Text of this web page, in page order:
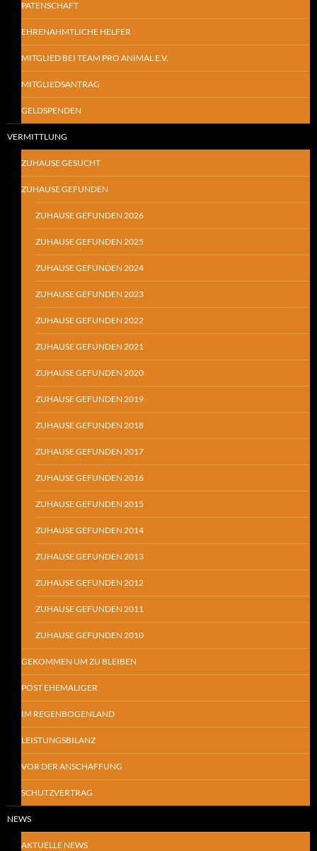
PATENSCHAFT
EHRENAHMTLICHE HELFER
MITGLIED BEI TEAM PRO ANIMAL E.V.
MITGLIEDSANTRAG
GELDSPENDEN
VERMITTLUNG
ZUHAUSE GESUCHT
ZUHAUSE GEFUNDEN
ZUHAUSE GEFUNDEN 2026
ZUHAUSE GEFUNDEN 2025
ZUHAUSE GEFUNDEN 2024
ZUHAUSE GEFUNDEN 2023
ZUHAUSE GEFUNDEN 2022
ZUHAUSE GEFUNDEN 2021
ZUHAUSE GEFUNDEN 2020
ZUHAUSE GEFUNDEN 2019
ZUHAUSE GEFUNDEN 2018
ZUHAUSE GEFUNDEN 2017
ZUHAUSE GEFUNDEN 2016
ZUHAUSE GEFUNDEN 2015
ZUHAUSE GEFUNDEN 2014
ZUHAUSE GEFUNDEN 2013
ZUHAUSE GEFUNDEN 2012
ZUHAUSE GEFUNDEN 2011
ZUHAUSE GEFUNDEN 2010
GEKOMMEN UM ZU BLEIBEN
POST EHEMALIGER
IM REGENBOGENLAND
LEISTUNGSBILANZ
VOR DER ANSCHAFFUNG
SCHUTZVERTRAG
NEWS
AKTUELLE NEWS